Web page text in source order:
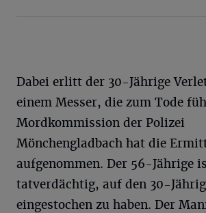
Dabei erlitt der 30-Jährige
einem Messer, die zum Tode
Mordkommission der Polizei
Mönchengladbach hat die
aufgenommen. Der 56-Jährige
tatverdächtig, auf den 30-
eingestochen zu haben. Der